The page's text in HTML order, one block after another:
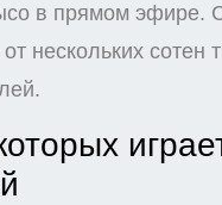
в прямом эфире.
нескольких сотен